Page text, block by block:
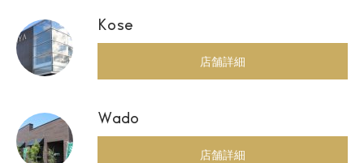
Kose
店舗詳細
Wado
店舗詳細